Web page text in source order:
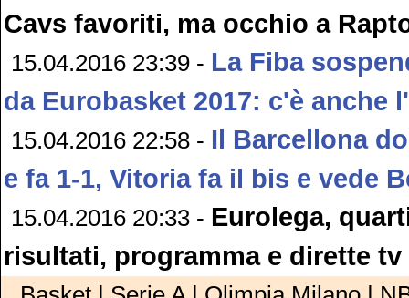
Cavs favoriti, ma occhio a
15.04.2016 23:39 - La Fiba
da Eurobasket 2017: c'è anche
15.04.2016 22:58 - Il Barcellona
e fa 1-1, Vitoria fa il bis e vede
15.04.2016 20:33 - Eurolega,
risultati, programma e dirette tv